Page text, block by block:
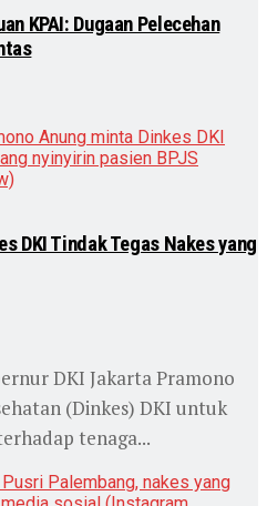
KPAI: Dugaan Pelecehan
DKI Tindak Tegas Nakes yang
DKI Jakarta Pramono
(Dinkes) DKI untuk
tenaga...